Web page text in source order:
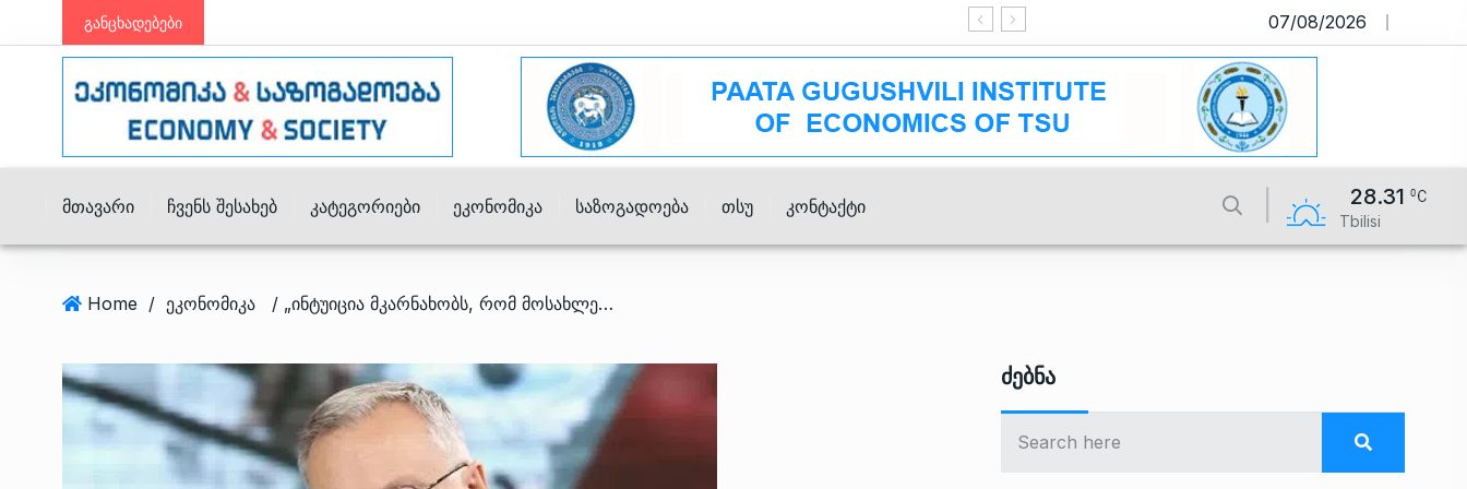
განცხადებები საიტი მუშაობს სატესტო რეჟიმში
07/08/2026
Მთავარი Ჩვენს Შესახებ Კატეგორიები Ეკონომიკა Საზოგადოება Თსუ Კონტაქტი 28.31
Tbilisi
Home / ეკონომიკა / „ინტუიცია მკარნახობს, რომ მოსახლეობას უვიზო რეჟიმი არ შეუჩერდება!“
Ძებნა